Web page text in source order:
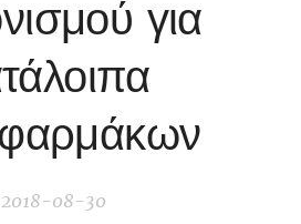
για
2018-08-30